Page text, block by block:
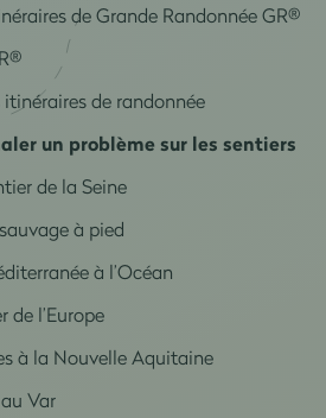
de Grande Randonnée GR®
de randonnée
un problème sur les sentiers
de la Seine
à pied
à l’Océan
de l’Europe
à la Nouvelle Aquitaine
Var